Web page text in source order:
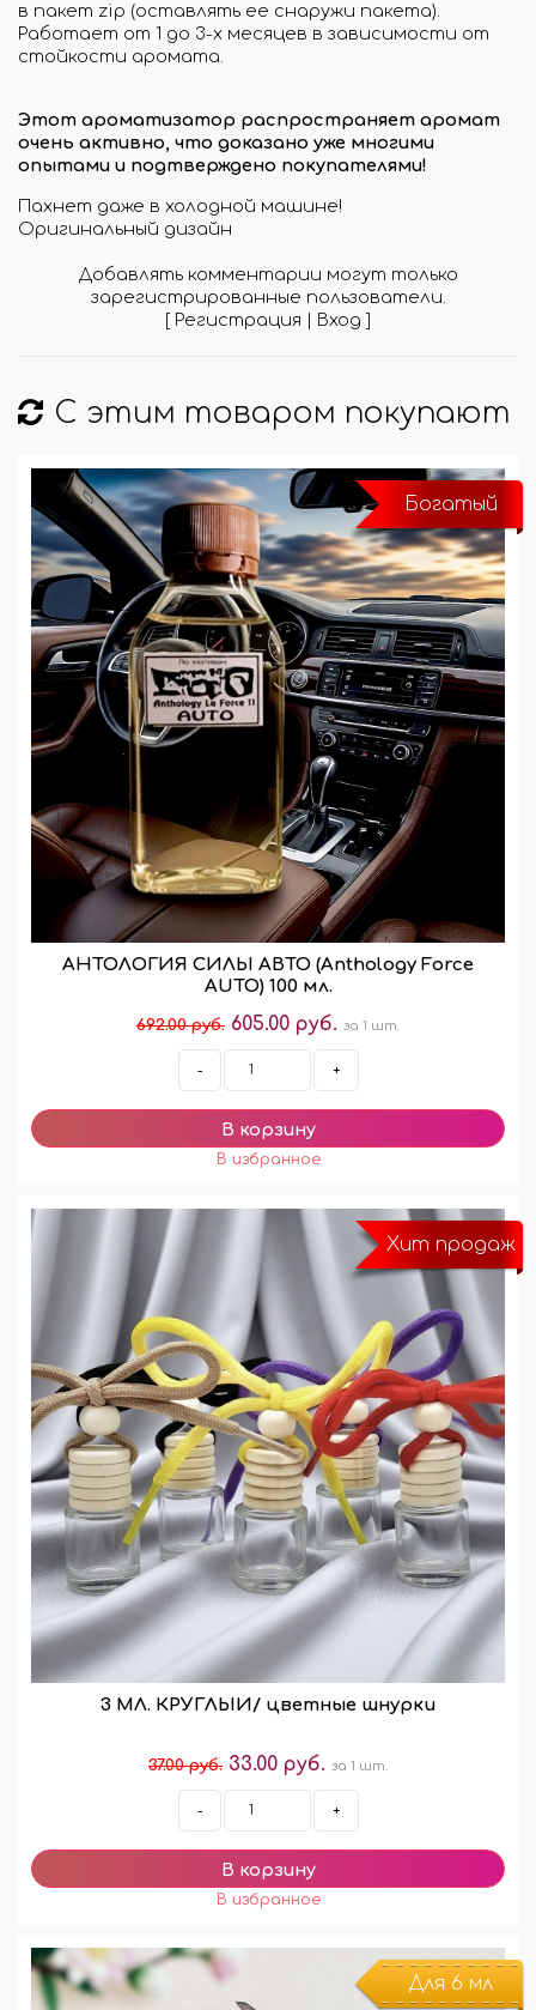
в пакет zip (оставлять ее снаружи пакета).
Работает от 1 до 3-х месяцев в зависимости от
стойкости аромата.
Этот ароматизатор распространяет аромат
очень активно, что доказано уже многими
опытами и подтверждено покупателями!
Пахнет даже в холодной машине!
Оригинальный дизайн
Добавлять комментарии могут только
зарегистрированные пользователи.
[ Регистрация | Вход ]
С этим товаром покупают
Богатый
АНТОЛОГИЯ СИЛЫ АВТО (Anthology Force
AUTO) 100 мл.
692.00 руб. 605.00 руб. за 1 шт.
- +
Хит продаж
3 МЛ. КРУГЛЫЙ/ цветные шнурки
37.00 руб. 33.00 руб. за 1 шт.
- +
Для 6 мл